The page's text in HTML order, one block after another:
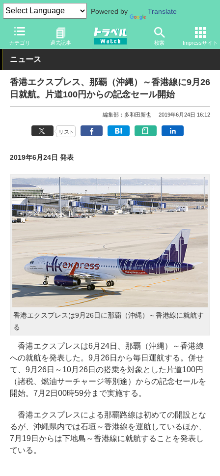
Powered by Translate
カテゴリ 過去記事 検索 Impressサイト
トラベル Watch 地域 国内旅行 沖縄
ニュース
香港エクスプレス、那覇（沖縄）～香港線に9月26
日就航。片道100円からの記念セール開始
編集部：多和田新也 2019年6月24日 16:12
リスト
2019年6月24日 発表
香港エクスプレスは9月26日に那覇（沖縄）～香港線に就航す
る
香港エクスプレスは6月24日、那覇（沖縄）～香港線
への就航を発表した。9月26日から毎日運航する。併せ
て、9月26日～10月26日の搭乗を対象とした片道100円
（諸税、燃油サーチャージ等別途）からの記念セールを
開始。7月2日00時59分まで実施する。
香港エクスプレスによる那覇路線は初めての開設とな
るが、沖縄県内では石垣～香港線を運航しているほか、
7月19日からは下地島～香港線に就航することを発表し
ている。